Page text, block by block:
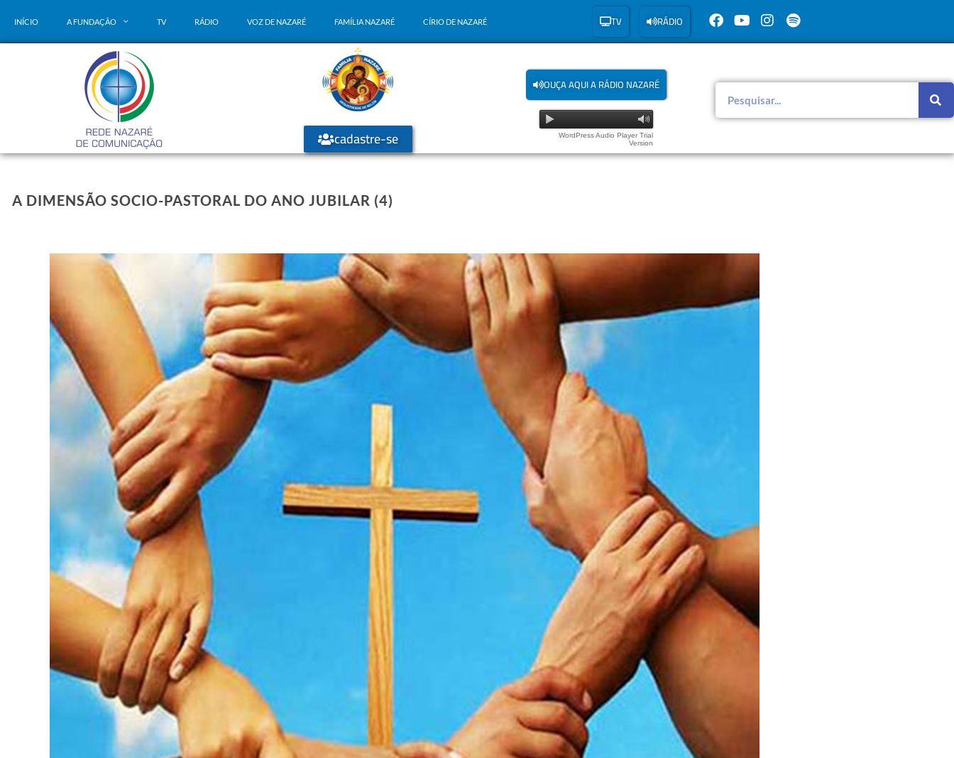
INÍCIO A FUNDAÇÃO TV RÁDIO VOZ DE NAZARÉ FAMÍLIA NAZARÉ CÍRIO DE NAZARÉ TV RÁDIO
cadastre-se
OUÇA AQUI A RÁDIO NAZARÉ
WordPress Audio Player Trial
Version
A DIMENSÃO SOCIO-PASTORAL DO ANO JUBILAR (4)